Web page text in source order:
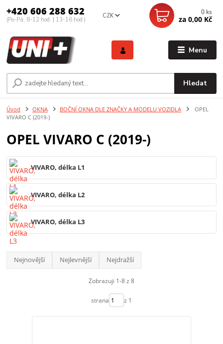
Menu
CZK
Hledat
+420 606 288 632
(Po-Pá, 8-12 hod. | 13-16 hod.)
0 ks
za 0,00 Kč
Úvod OKNA BOČNÍ OKNA DLE ZNAČKY A MODELU VOZIDLA
OPEL
VIVARO C (2019-)
OPEL VIVARO C (2019-)
VIVARO, délka L1
VIVARO, délka L2
VIVARO, délka L3
Nejnovější Nejlevnější Nejdražší
Zobrazuji 1-8 z 8
strana z 1